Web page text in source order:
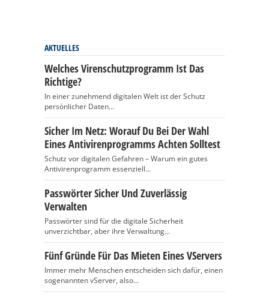
AKTUELLES
Welches Virenschutzprogramm Ist Das
Richtige?
In einer zunehmend digitalen Welt ist der Schutz
persönlicher Daten...
Sicher Im Netz: Worauf Du Bei Der Wahl
Eines Antivirenprogramms Achten Solltest
Schutz vor digitalen Gefahren – Warum ein gutes
Antivirenprogramm essenziell...
Passwörter Sicher Und Zuverlässig
Verwalten
Passwörter sind für die digitale Sicherheit
unverzichtbar, aber ihre Verwaltung...
Fünf Gründe Für Das Mieten Eines VServers
Immer mehr Menschen entscheiden sich dafür, einen
sogenannten vServer, also...